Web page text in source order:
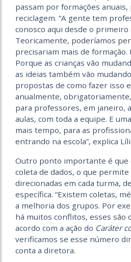
passam por formações anuais,
reciclagem. “A gente tem
conosco aqui desde o primeiro
Teoricamente, poderíamos
precisariam mais de formação.
Porque as crianças vão
as ideias também vão
propostas de como fazer isso
anualmente,
para professores, em janeiro,
aulas, com toda a equipe. E
mais tempo, para as
entrando na escola”, explica
Outro ponto importante é que
coleta de dados, o que permite
direcionadas em cada turma,
específica. “Existem coletas,
a melhoria dos grupos. Por
há muitos conflitos, esses são
acordo com a ação do Caráter
verificamos se esse número
conta a diretora.